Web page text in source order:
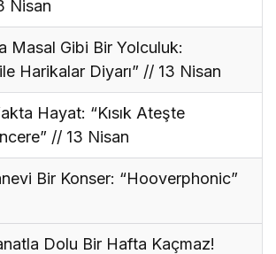
Nisan
Masal Gibi Bir Yolculuk:
Harikalar Diyarı” // 13 Nisan
Hayat: “Kısık Ateşte
// 13 Nisan
Bir Konser: “Hooverphonic”
Dolu Bir Hafta Kaçmaz!